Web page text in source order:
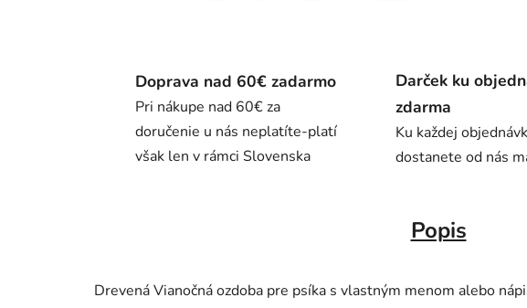
Doprava nad 60€ zadarmo
Pri nákupe nad 60€ za
doručenie u nás neplatíte-platí
však len v rámci Slovenska
Darček ku
zdarma
Ku každej
dostanete od nás
Popis
Drevená Vianočná ozdoba pre psíka s vlastným menom alebo